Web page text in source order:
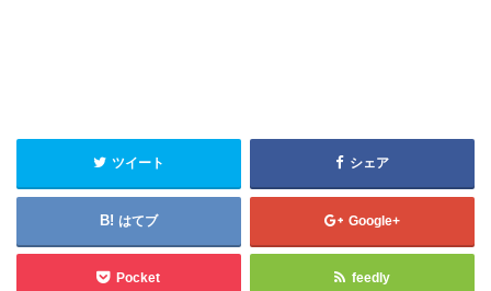
ツイート シェア
はてブ Google+
Pocket feedly